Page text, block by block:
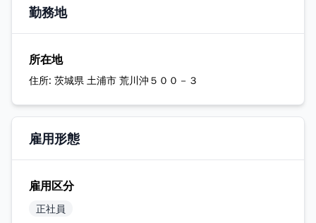
勤務地
所在地
住所: 茨城県 土浦市 荒川沖５００－３
雇用形態
雇用区分
正社員